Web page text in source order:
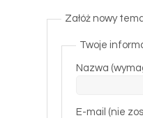
Załóż nowy
Twoje
Nazwa
E-mail (nie